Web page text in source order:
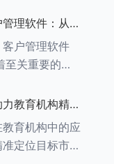
够整合并记录
如姓名、年
理软件：从招
位管理
户管理软件
至关重要的角
教育机构的管
度。以下是一
的CRM软件及
教育机构精准
育机构中的应
定位目标市场